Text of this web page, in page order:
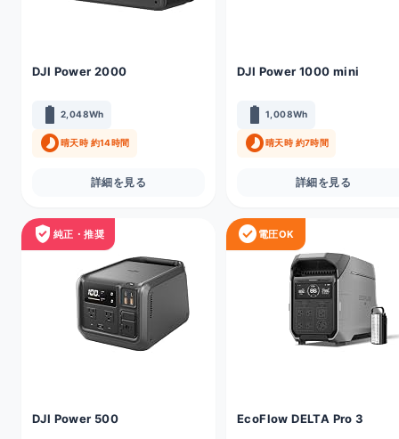
DJI Power 2000
battery_full 2,048Wh
timelapse晴天時 約14時間
詳細を見る
DJI Power 1000 mini
battery_full 1,008Wh
timelapse晴天時 約7時間
詳細を見る
verified_user 純正・推奨
DJI Power 500
check_circle 電圧OK
EcoFlow DELTA Pro 3